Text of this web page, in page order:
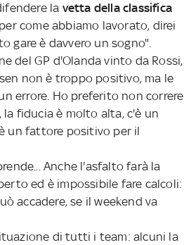
la vetta della classifica
come abbiamo lavorato, direi
gare è davvero un sogno".
del GP d'Olanda vinto da Rossi,
non è troppo positivo, ma le
errore. Ho preferito non correre
fiducia è molto alta, c'è un
un fattore positivo per il
Anche l'asfalto farà la
ed è impossibile fare calcoli:
accadere, se il weekend va
di tutti i team: alcuni la